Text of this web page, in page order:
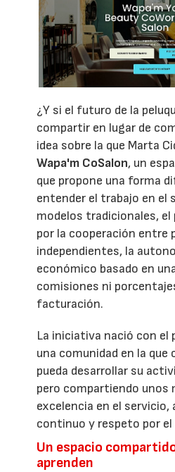
¿Y si el futuro de la
compartir en lugar de
idea sobre la que Marta
Wapa'm CoSalon, un
que propone una forma
entender el trabajo en el
modelos tradicionales,
por la cooperación entre
independientes, la
económico basado en
comisiones ni
facturación.
La iniciativa nació con el
una comunidad en la que
pueda desarrollar su
pero compartiendo unos
excelencia en el servicio,
continuo y respeto por
Un espacio
aprenden